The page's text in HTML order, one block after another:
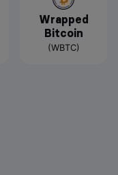
Wrapped
Bitcoin
(WBTC)